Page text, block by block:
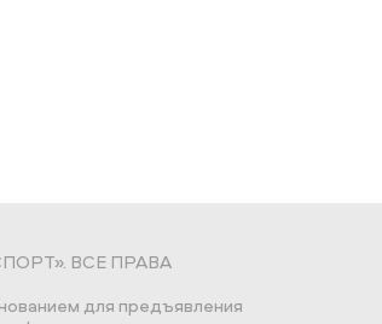
ВСЕ ПРАВА
для предъявления